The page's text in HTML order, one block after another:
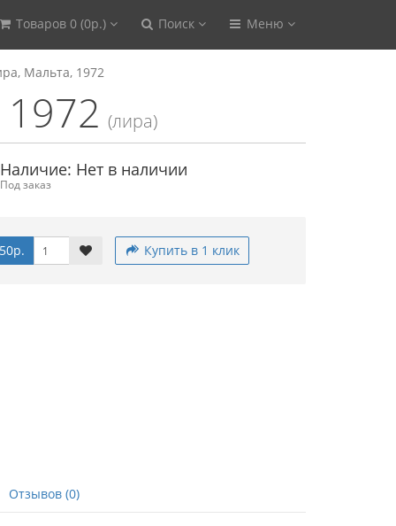
Товаров 0 (0р.) Поиск Меню
Мальта, 1972
(лира)
Наличие: Нет в наличии
Под заказ
Купить в 1 клик
Отзывов (0)